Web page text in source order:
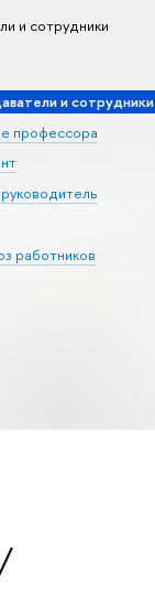
и сотрудники
и сотрудники
профессора
работников